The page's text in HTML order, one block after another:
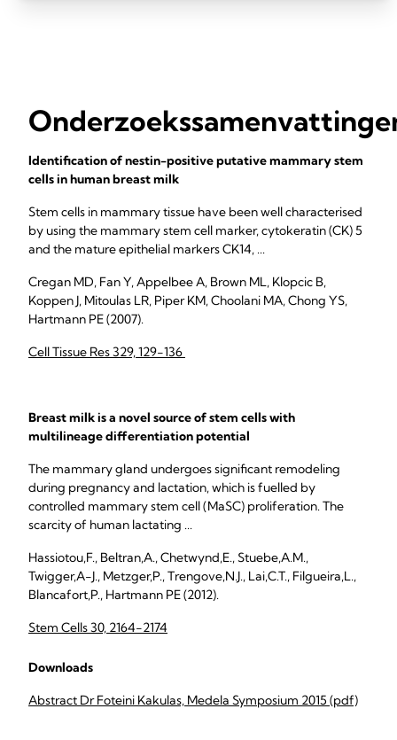
Identification of nestin-positive putative mammary stem
cells in human breast milk
Stem cells in mammary tissue have been well characterised
by using the mammary stem cell marker, cytokeratin (CK) 5
and the mature epithelial markers CK14, ...
Cregan MD, Fan Y, Appelbee A, Brown ML, Klopcic B,
Koppen J, Mitoulas LR, Piper KM, Choolani MA, Chong YS,
Hartmann PE (2007).
Cell Tissue Res 329, 129-136
Breast milk is a novel source of stem cells with
multilineage differentiation potential
The mammary gland undergoes significant remodeling
during pregnancy and lactation, which is fuelled by
controlled mammary stem cell (MaSC) proliferation. The
scarcity of human lactating ...
Hassiotou,F., Beltran,A., Chetwynd,E., Stuebe,A.M.,
Twigger,A-J., Metzger,P., Trengove,N.J., Lai,C.T., Filgueira,L.,
Blancafort,P., Hartmann PE (2012).
Stem Cells 30, 2164-2174
Downloads
Abstract Dr Foteini Kakulas, Medela Symposium 2015 (pdf)